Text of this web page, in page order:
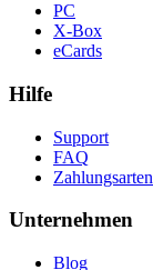
PC
X-Box
eCards
Hilfe
Support
FAQ
Zahlungsarten
Unternehmen
Blog